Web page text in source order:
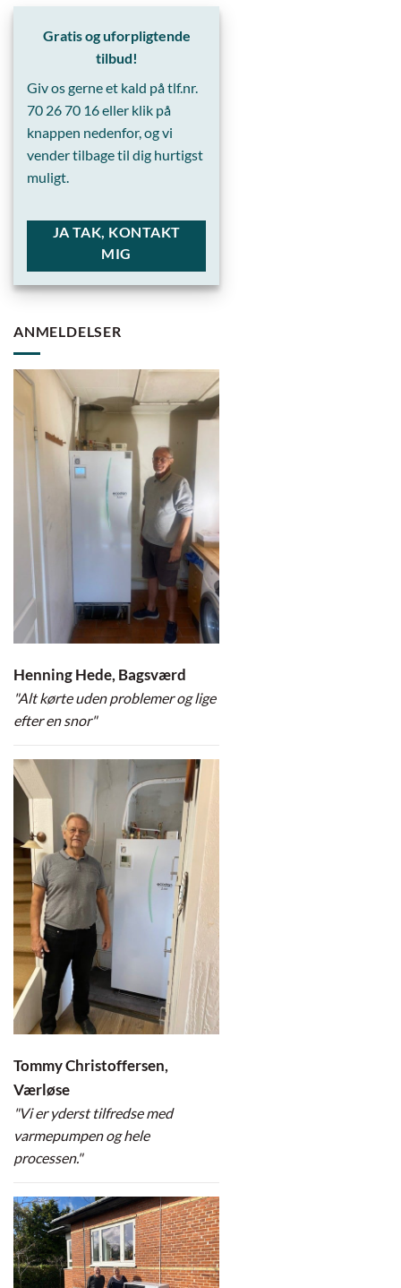
Gratis og uforpligtende
tilbud!
Giv os gerne et kald på tlf.nr.
70 26 70 16eller klik på
knappen nedenfor, og vi
vender tilbage til dig hurtigst
muligt.
JA TAK, KONTAKT
MIG
ANMELDELSER
Henning Hede, Bagsværd
"Alt kørte uden problemer og lige
efter en snor"
Tommy Christoffersen,
Værløse
"Vi er yderst tilfredse med
varmepumpen og hele
processen."